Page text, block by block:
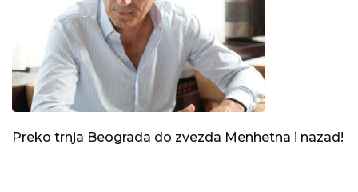
Preko trnja Beograda do zvezda Menhetna i nazad!